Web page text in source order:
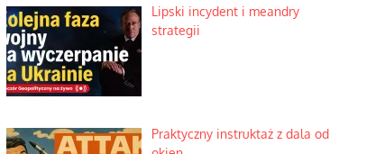
Lipski incydent i meandry
strategii
Praktyczny instruktaż z dala od